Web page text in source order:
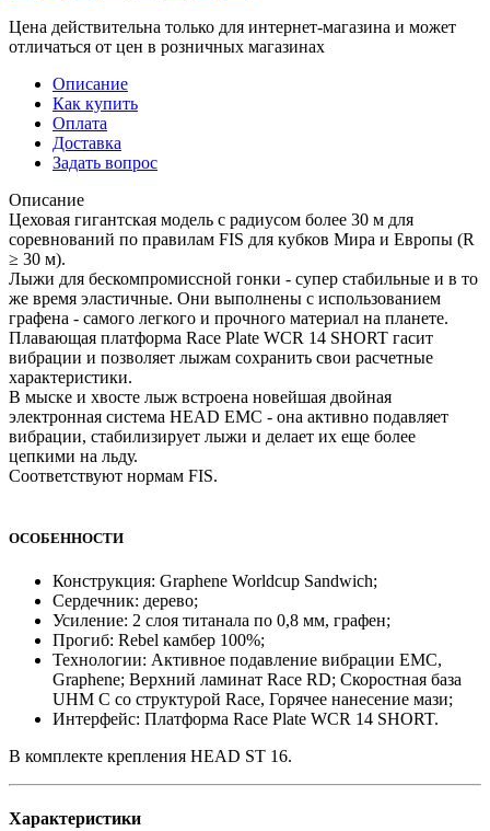
Цена действительна только для интернет-магазина и может
отличаться от цен в розничных магазинах
Описание
Как купить
Оплата
Доставка
Задать вопрос
Описание
Цеховая гигантская модель с радиусом более 30 м для
соревнований по правилам FIS для кубков Мира и Европы (R
≥ 30 м).
Лыжи для бескомпромиссной гонки - супер стабильные и в то
же время эластичные. Они выполнены с использованием
графена - самого легкого и прочного материал на планете.
Плавающая платформа Race Plate WCR 14 SHORT гасит
вибрации и позволяет лыжам сохранить свои расчетные
характеристики.
В мыске и хвосте лыж встроена новейшая двойная
электронная система HEAD EMC - она активно подавляет
вибрации, стабилизирует лыжи и делает их еще более
цепкими на льду.
Соответствуют нормам FIS.
ОСОБЕННОСТИ
Конструкция: Graphene Worldcup Sandwich;
Сердечник: дерево;
Усиление: 2 слоя титанала по 0,8 мм, графен;
Прогиб: Rebel камбер 100%;
Технологии: Активное подавление вибрации EMC,
Graphene; Верхний ламинат Race RD; Скоростная база
UHM C со структурой Race, Горячее нанесение мази;
Интерфейс: Платформа Race Plate WCR 14 SHORT.
В комплекте крепления HEAD ST 16.
Характеристики